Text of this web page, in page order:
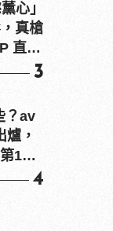
心」
真槍
直接
3
？av
爐，
1名
4